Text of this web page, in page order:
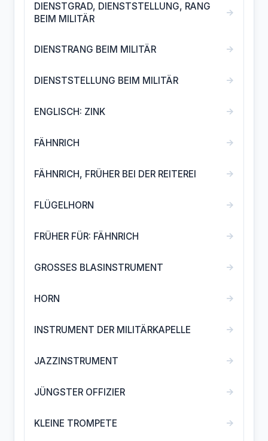
DIENSTGRAD, DIENSTSTELLUNG, RANG
BEIM MILITÄR
→
DIENSTRANG BEIM MILITÄR →
DIENSTSTELLUNG BEIM MILITÄR →
ENGLISCH: ZINK →
FÄHNRICH →
FÄHNRICH, FRÜHER BEI DER REITEREI →
FLÜGELHORN →
FRÜHER FÜR: FÄHNRICH →
GROSSES BLASINSTRUMENT →
HORN →
INSTRUMENT DER MILITÄRKAPELLE →
JAZZINSTRUMENT →
JÜNGSTER OFFIZIER →
KLEINE TROMPETE →